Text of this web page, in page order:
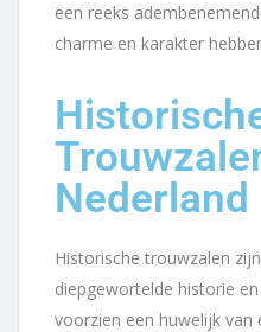
een reeks
charme en karakter
Nederland
Historische trouwzalen
diepgewortelde historie
voorzien een huwelijk van